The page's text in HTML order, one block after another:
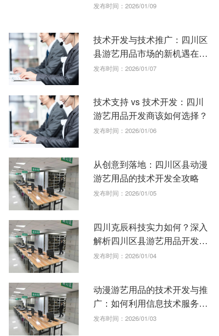
发布时间：2026/01/09
技术开发与技术推广：四川区
县游艺用品市场的新机遇在哪
里？
发布时间：2026/01/07
技术支持 vs 技术开发：四川
游艺用品开发商该如何选择？
发布时间：2026/01/06
从创意到落地：四川区县动漫
游艺用品的技术开发全攻略
发布时间：2026/01/05
四川克辰科技实力如何？深入
解析四川区县游艺用品开发的
技术创新
发布时间：2026/01/04
动漫游艺用品的技术开发与推
广：如何利用信息技术服务抢
占市场？
发布时间：2026/01/03